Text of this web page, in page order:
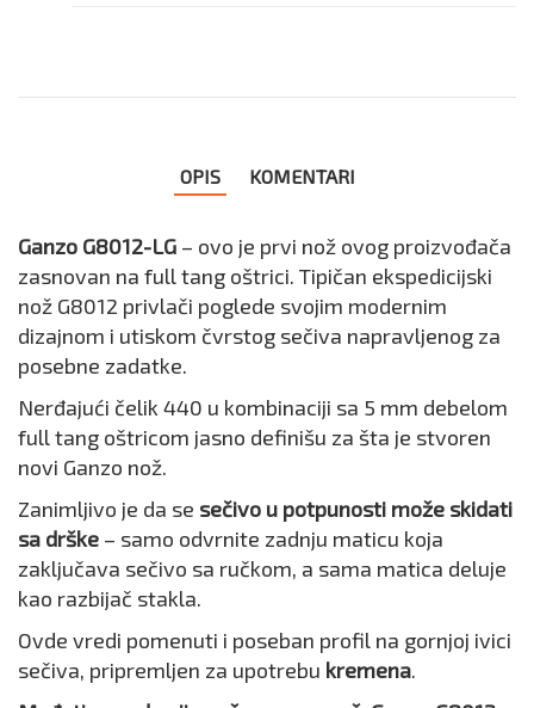
OPIS KOMENTARI
Ganzo G8012-LG – ovo je prvi nož ovog proizvođača
zasnovan na full tang oštrici. Tipičan ekspedicijski
nož G8012 privlači poglede svojim modernim
dizajnom i utiskom čvrstog sečiva napravljenog za
posebne zadatke.
Nerđajući čelik 440 u kombinaciji sa 5 mm debelom
full tang oštricom jasno definišu za šta je stvoren
novi Ganzo nož.
Zanimljivo je da se sečivo u potpunosti može skidati
sa drške – samo odvrnite zadnju maticu koja
zaključava sečivo sa ručkom, a sama matica deluje
kao razbijač stakla.
Ovde vredi pomenuti i poseban profil na gornjoj ivici
sečiva, pripremljen za upotrebu kremena.